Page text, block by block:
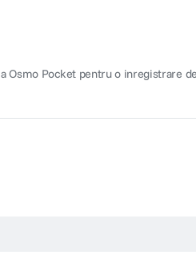
Osmo Pocket pentru o inregistrare